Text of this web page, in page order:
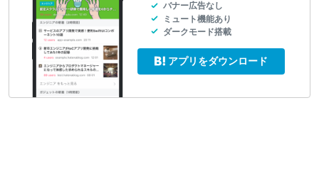
バナー広告なし
ミュート機能あり
ダークモード搭載
アプリをダウンロード